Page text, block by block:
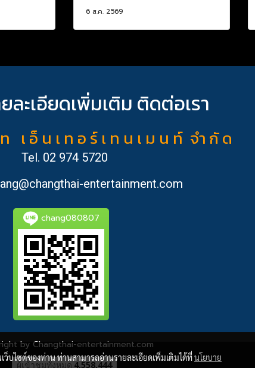
6 ส.ค. 2569
ละเอียดเพิ่มเติม ติดต่อเรา
เ อ็ น เ ท อ ร์ เ ท น เ ม น ท์ จำ กั ด
Tel. 02 974 5720
entertainment.com
chang080807
by Changthai-entertainment.com
ผู้เข้าชมวันนี้ 7,830
บไซต์ของท่าน ท่านสามารถอ่านรายละเอียดเพิ่มเติมได้ที่นโยบาย